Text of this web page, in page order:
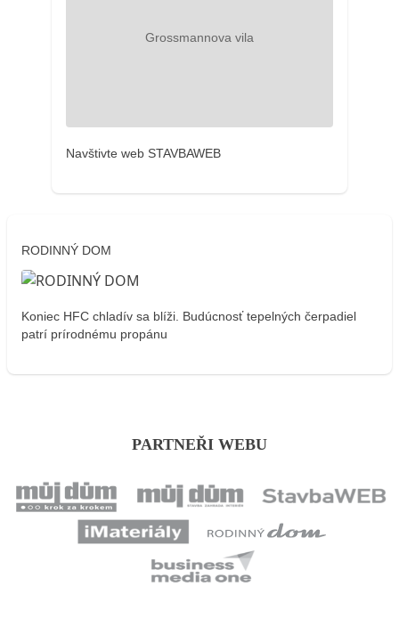
Navštivte web STAVBAWEB
RODINNÝ DOM
Koniec HFC chladív sa blíži. Budúcnosť tepelných čerpadiel
patrí prírodnému propánu
PARTNEŘI WEBU